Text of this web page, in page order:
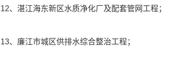
12、湛江海东新区水质净化厂及配套管网工程；
13、廉江市城区供排水综合整治工程；